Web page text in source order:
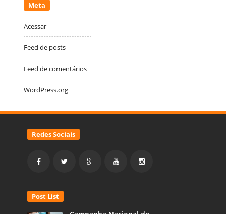
Meta
Acessar
Feed de posts
Feed de comentários
WordPress.org
Redes Sociais
Post List